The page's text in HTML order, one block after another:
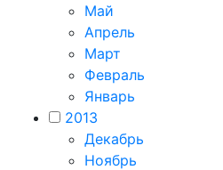
Май
Апрель
Март
Февраль
Январь
2013
Декабрь
Ноябрь